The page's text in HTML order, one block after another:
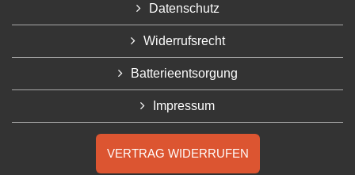
Datenschutz
Widerrufsrecht
Batterieentsorgung
Impressum
VERTRAG WIDERRUFEN